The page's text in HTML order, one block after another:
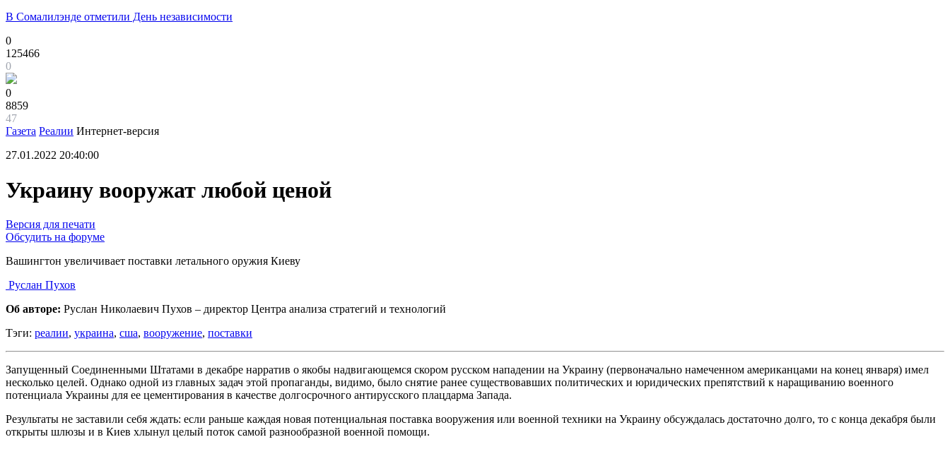
В Сомалилэнде отметили День независимости
0
125466
0
0
8859
47
Газета Реалии Интернет-версия
27.01.2022 20:40:00
Украину вооружат любой ценой
Версия для печати
Обсудить на форуме
Вашингтон увеличивает поставки летального оружия Киеву
Руслан Пухов
Об авторе: Руслан Николаевич Пухов – директор Центра анализа стратегий и технологий
Тэги: реалии, украина, сша, вооружение, поставки
Запущенный Соединенными Штатами в декабре нарратив о якобы надвигающемся скором русском нападении на Украину (первоначально намеченном американцами на конец января) имел
несколько целей. Однако одной из главных задач этой пропаганды, видимо, было снятие ранее существовавших политических и юридических препятствий к наращиванию военного
потенциала Украины для ее цементирования в качестве долгосрочного антирусского плацдарма Запада.
Результаты не заставили себя ждать: если раньше каждая новая потенциальная поставка вооружения или военной техники на Украину обсуждалась достаточно долго, то с конца декабря были
открыты шлюзы и в Киев хлынул целый поток самой разнообразной военной помощи.